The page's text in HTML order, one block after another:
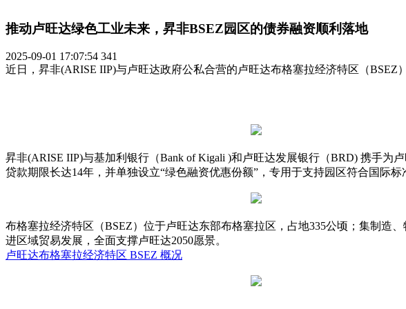
推动卢旺达绿色工业未来，昇非BSEZ园区的债券融资顺利落地
2025-09-01 17:07:54 341
近日，昇非(ARISE IIP)与卢旺达政府公私合营的卢旺达布格塞拉经济特区（BSEZ
昇非(ARISE IIP)与基加利银行（Bank of Kigali )和卢旺达发展银行（BRD) 携手
贷款期限长达14年，并单独设立“绿色融资优惠份额”，专用于支持园区符合国际标
布格塞拉经济特区（BSEZ）位于卢旺达东部布格塞拉区，占地335公顷；集制造
进区域贸易发展，全面支撑卢旺达2050愿景。
卢旺达布格塞拉经济特区 BSEZ 概况